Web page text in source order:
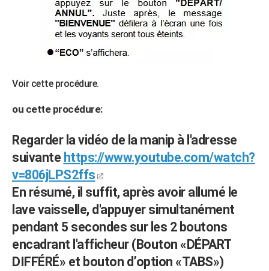
Voir cette procédure.
ou cette procédure:
Regarder la vidéo de la manip à l'adresse
suivante https://www.youtube.com/watch?
v=806jLPS2ffs
En résumé, il suffit, après avoir allumé le
lave vaisselle, d'appuyer simultanément
pendant 5 secondes sur les 2 boutons
encadrant l'afficheur (Bouton «DÉPART
DIFFÉRÉ» et bouton d’option «TABS»)